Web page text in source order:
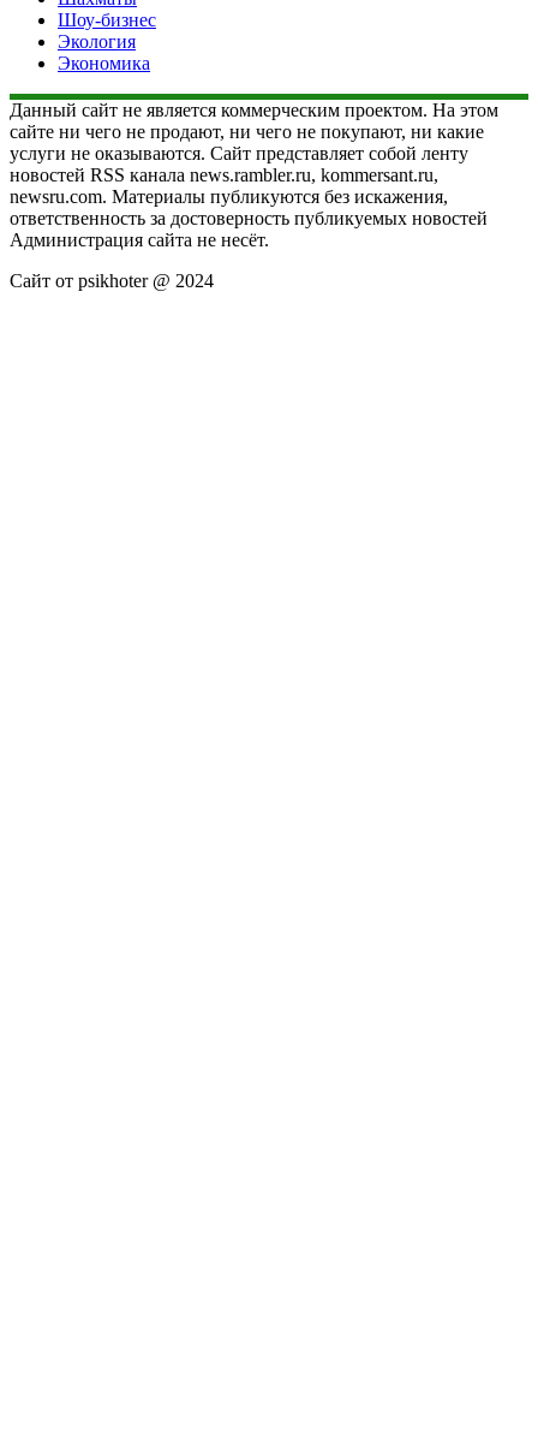
Шоу-бизнес
Экология
Экономика
Данный сайт не является коммерческим проектом. На этом
сайте ни чего не продают, ни чего не покупают, ни какие
услуги не оказываются. Сайт представляет собой ленту
новостей RSS канала news.rambler.ru, kommersant.ru,
newsru.com. Материалы публикуются без искажения,
ответственность за достоверность публикуемых новостей
Администрация сайта не несёт.
Сайт от psikhoter @ 2024